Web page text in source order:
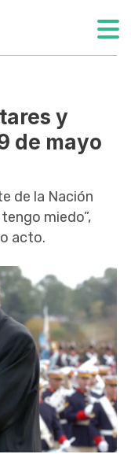
y
de mayo
de la Nación
miedo”,
acto.